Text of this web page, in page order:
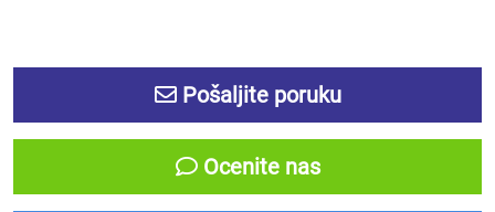
Pošaljite poruku
Ocenite nas